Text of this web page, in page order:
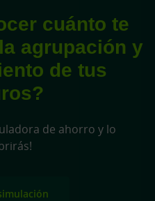
cuánto te
agrupación y
de tus
de ahorro y lo